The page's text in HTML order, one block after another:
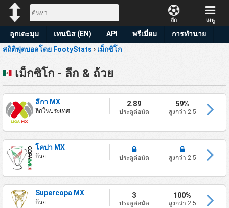
ลีก เมนู
ลูกเตะมุม เทนนิส (EN) API พรีเมี่ยม
การทำนาย
สถิติฟุตบอลโดย FootyStats › เม็กซิโก
เม็กซิโก - ลีก & ถ้วย
ลีกา MX
ลีกในประเทศ
2.89
ประตูต่อนัด
59%
สูงกว่า 2.5
โคปา MX
ถ้วย ประตูต่อนัด สูงกว่า 2.5
Supercopa MX
ถ้วย
3
ประตูต่อนัด
100%
สูงกว่า 2.5